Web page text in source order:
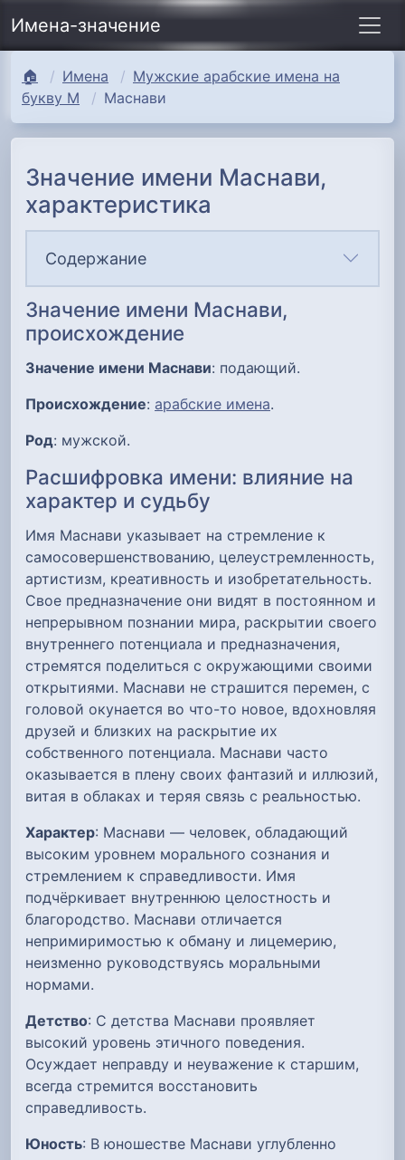
Имена-значение
🏠 Имена
Мужские арабские имена на
букву М
Маснави
Значение имени Маснави,
характеристика
Содержание
Значение имени Маснави,
происхождение
Значение имени Маснави: подающий.
Происхождение: арабские имена.
Род: мужской.
Расшифровка имени: влияние на
характер и судьбу
Имя Маснави указывает на стремление к
самосовершенствованию, целеустремленность,
артистизм, креативность и изобретательность.
Свое предназначение они видят в постоянном и
непрерывном познании мира, раскрытии своего
внутреннего потенциала и предназначения,
стремятся поделиться с окружающими своими
открытиями. Маснави не страшится перемен, с
головой окунается во что-то новое, вдохновляя
друзей и близких на раскрытие их
собственного потенциала. Маснави часто
оказывается в плену своих фантазий и иллюзий,
витая в облаках и теряя связь с реальностью.
Характер: Маснави — человек, обладающий
высоким уровнем морального сознания и
стремлением к справедливости. Имя
подчёркивает внутреннюю целостность и
благородство. Маснави отличается
непримиримостью к обману и лицемерию,
неизменно руководствуясь моральными
нормами.
Детство: С детства Маснави проявляет
высокий уровень этичного поведения.
Осуждает неправду и неуважение к старшим,
всегда стремится восстановить
справедливость.
Юность: В юношестве Маснави углубленно